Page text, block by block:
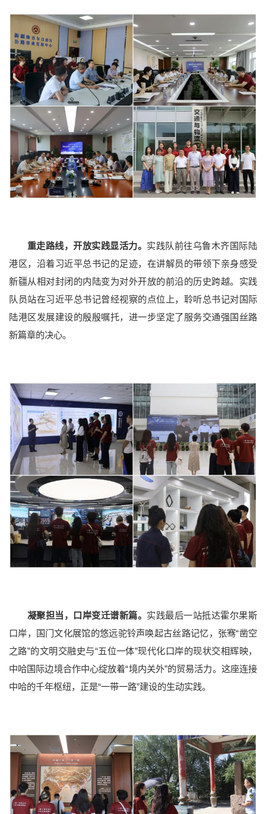
科研概况 科研平台 科研团队 科研成果 学术期刊
本科招生 研究生招生 留学生招生
成人教育
学生就业
档案资料 网络服务 后勤保障 医疗服务
仪器共享
附属学校
重走路线，开放实践显活力。 实践队前往乌鲁木齐国际陆
港区，沿着习近平总书记的足迹，在讲解员的带领下亲身感受
新疆从相对封闭的内陆变为对外开放的前沿的历史跨越。实践
队员站在习近平总书记曾经视察的点位上，聆听总书记对国际
陆港区发展建设的殷殷嘱托，进一步坚定了服务交通强国丝路
新篇章的决心。
凝聚担当，口岸变迁谱新篇。 实践最后一站抵达霍尔果斯
口岸，国门文化展馆的悠远驼铃声唤起古丝路记忆，张骞“凿空
之路”的文明交融史与“五位一体”现代化口岸的现状交相辉映，
中哈国际边境合作中心绽放着“境内关外”的贸易活力。这座连接
中哈的千年枢纽，正是“一带一路”建设的生动实践。